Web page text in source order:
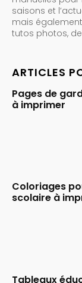
saisons et
mais
tutos photos,
ARTICLES
Pages de
à imprimer
Coloriages
scolaire à
Tableaux